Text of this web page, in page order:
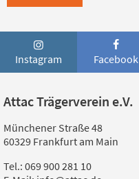
Instagram Facebook
Attac Trägerverein e.V.
Münchener Straße 48
60329 Frankfurt am Main
Tel.: 069 900 281 10